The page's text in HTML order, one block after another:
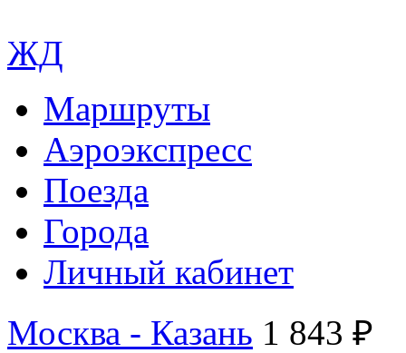
ЖД
Маршруты
Аэроэкспресс
Поезда
Города
Личный кабинет
Москва - Казань 1 843 ₽